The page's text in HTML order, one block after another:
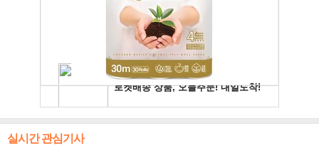
실시간 관심기사